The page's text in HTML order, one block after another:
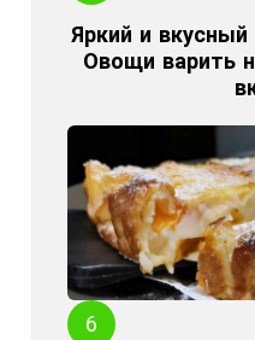
Яркий и
Овощи варить